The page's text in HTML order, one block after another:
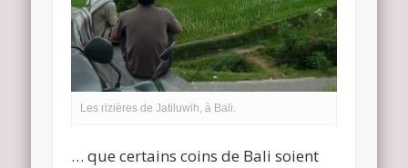
Les rizières de Jatiluwih, à Bali.
… que certains coins de Bali soient